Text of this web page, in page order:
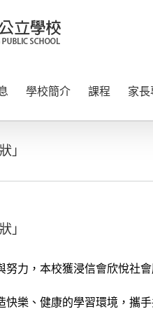
學校簡介 課程 家
」
」
努力，本校獲浸信會欣悅社
快樂、健康的學習環境，攜